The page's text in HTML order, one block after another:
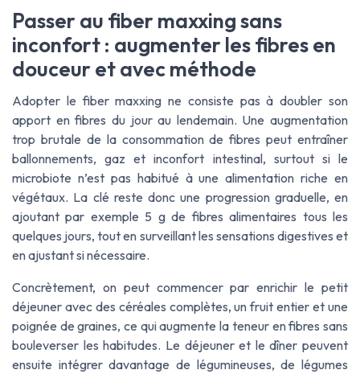
Passer au fiber maxxing sans
inconfort : augmenter les fibres en
douceur et avec méthode
Adopter lefiber maxxing ne consiste pas à doubler son
apport en fibres du jour au lendemain. Une augmentation
trop brutale de la consommation de fibres peut entraîner
ballonnements, gaz et inconfort intestinal, surtout si le
microbiote n’est pas habitué à une alimentation riche en
végétaux. La clé reste donc une progression graduelle, en
ajoutant par exemple 5 g de fibres alimentaires tous les
quelques jours, tout en surveillant les sensations digestives et
en ajustant si nécessaire.
Concrètement, on peut commencer par enrichir le petit
déjeuner avec des céréales complètes, un fruit entier et une
poignée de graines, ce qui augmente la teneur en fibres sans
bouleverser les habitudes. Le déjeuner et le dîner peuvent
ensuite intégrer davantage de légumineuses, de légumes